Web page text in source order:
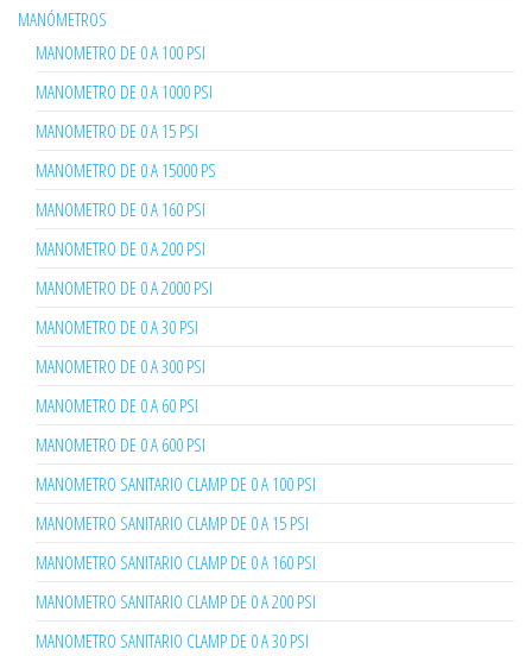
MANÓMETROS
MANOMETRO DE 0 A 100 PSI
MANOMETRO DE 0 A 1000 PSI
MANOMETRO DE 0 A 15 PSI
MANOMETRO DE 0 A 15000 PS
MANOMETRO DE 0 A 160 PSI
MANOMETRO DE 0 A 200 PSI
MANOMETRO DE 0 A 2000 PSI
MANOMETRO DE 0 A 30 PSI
MANOMETRO DE 0 A 300 PSI
MANOMETRO DE 0 A 60 PSI
MANOMETRO DE 0 A 600 PSI
MANOMETRO SANITARIO CLAMP DE 0 A 100 PSI
MANOMETRO SANITARIO CLAMP DE 0 A 15 PSI
MANOMETRO SANITARIO CLAMP DE 0 A 160 PSI
MANOMETRO SANITARIO CLAMP DE 0 A 200 PSI
MANOMETRO SANITARIO CLAMP DE 0 A 30 PSI